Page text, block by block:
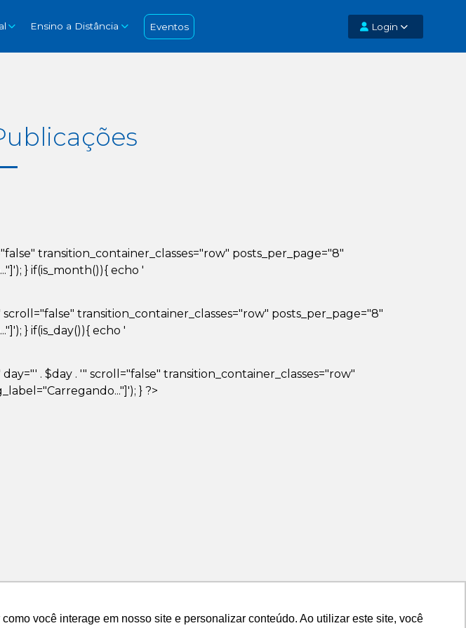
você interage em nosso site e personalizar conteúdo. Ao utilizar este site, você
Ensino a Distância Eventos Login
transition_container_classes="row" posts_per_page="8"
} if(is_month()){ echo '
transition_container_classes="row" posts_per_page="8"
} if(is_day()){ echo '
. $day . '" scroll="false" transition_container_classes="row"
} ?>